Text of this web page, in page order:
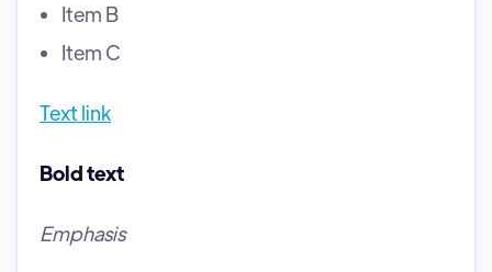
Item B
Item C
Text link
Bold text
Emphasis